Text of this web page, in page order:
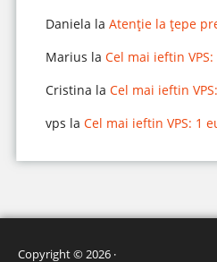
Daniela la Atenție la țepe
Marius la Cel mai ieftin
Cristina la Cel mai ieftin
vps la Cel mai ieftin VPS: 1
Copyright © 2026 ·